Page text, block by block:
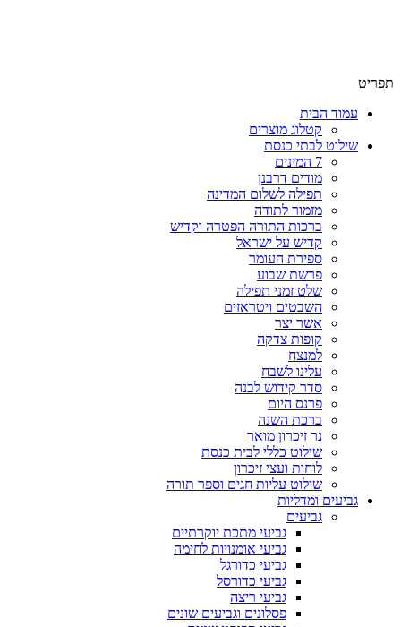
תפריט
עמוד הבית
קטלוג מוצרים
שילוט לבתי כנסת
7 המינים
מודים דרבנן
תפילה לשלום המדינה
מזמור לתודה
ברכות התורה הפטרה וקדיש
קדיש על ישראל
ספירת העומר
פרשת שבוע
שלט זמני תפילה
השבטים ויטראזים
אשר יצר
קופות צדקה
למנצח
עלינו לשבח
סדר קידוש לבנה
פרנס היום
ברכת השנה
נר זיכרון מואר
שילוט כללי לבית כנסת
לוחות ועצי זיכרון
שילוט עליות חגים וספר תורה
גביעים ומדליות
גביעים
גביעי מתכת יוקרתיים
גביעי אומנויות לחימה
גביעי כדורגל
גביעי כדורסל
גביעי ריצה
פסלונים וגביעים שונים